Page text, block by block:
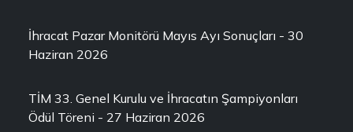
İhracat Pazar Monitörü Mayıs Ayı Sonuçları - 30
Haziran 2026
TİM 33. Genel Kurulu ve İhracatın Şampiyonları
Ödül Töreni - 27 Haziran 2026